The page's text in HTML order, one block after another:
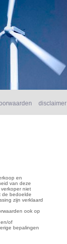
disclaimer
en
van deze
niet
de bedoelde
zijn verklaard
ook op
of
bepalingen